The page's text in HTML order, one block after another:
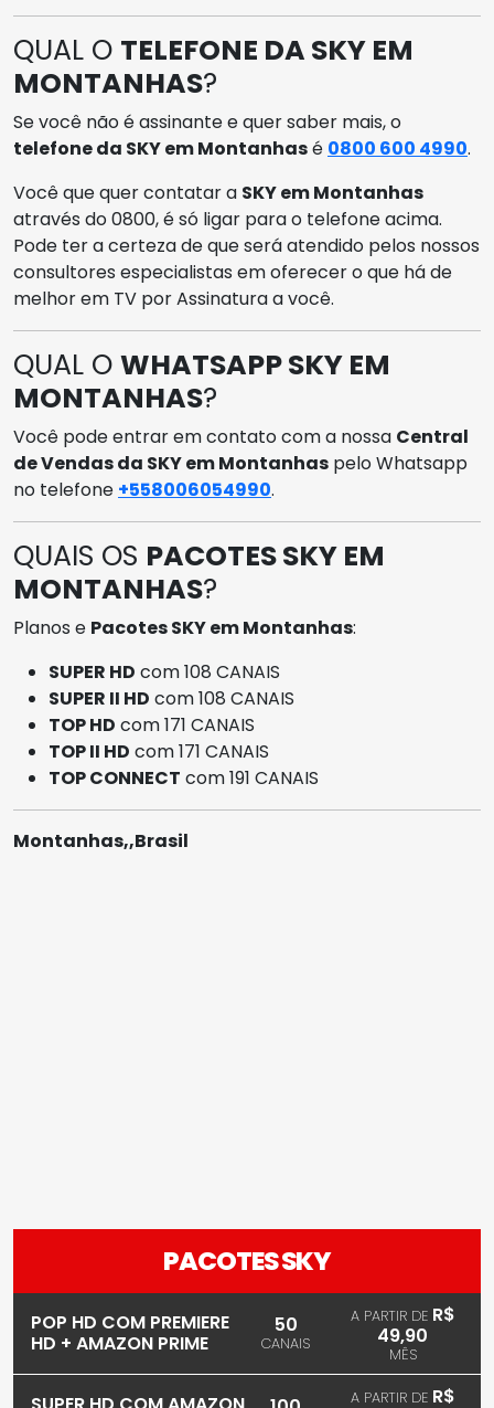
QUAL O TELEFONE DA SKY EM
MONTANHAS?
Se você não é assinante e quer saber mais, o
telefone da SKY em Montanhasé 0800 600 4990.
Você que quer contatar a SKY em Montanhas
através do 0800, é só ligar para o telefone acima.
Pode ter a certeza de que será atendido pelos nossos
consultores especialistas em oferecer o que há de
melhor em TV por Assinatura a você.
QUAL O WHATSAPP SKY EM
MONTANHAS?
Você pode entrar em contato com a nossa Central
de Vendas da SKY em Montanhas pelo Whatsapp
no telefone +558006054990.
QUAIS OS PACOTES SKY EM
MONTANHAS?
Planos e Pacotes SKY em Montanhas:
SUPER HD com 108 CANAIS
SUPER II HD com 108 CANAIS
TOP HD com 171 CANAIS
TOP II HD com 171 CANAIS
TOP CONNECT com 191 CANAIS
Montanhas,,Brasil
PACOTES SKY
POP HD COM PREMIERE
HD + AMAZON PRIME
50
CANAIS
A PARTIR DE R$
49,90
MÊS
A PARTIR DE R$